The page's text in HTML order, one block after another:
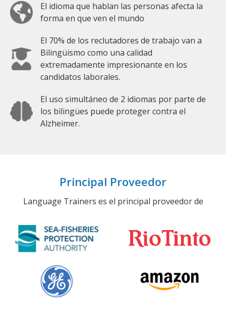
El idioma que hablan las personas afecta la
forma en que ven el mundo
El 70% de los reclutadores de trabajo van a
Bilingüismo como una calidad
extremadamente impresionante en los
candidatos laborales.
El uso simultáneo de 2 idiomas por parte de
los bilingües puede proteger contra el
Alzheimer.
Principal Proveedor
Language Trainers es el principal proveedor de